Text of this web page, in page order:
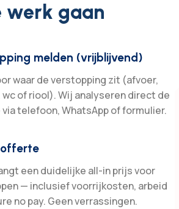
werk gaan
melden (vrijblijvend)
waar de verstopping zit (afvoer,
wc of riool). Wij analyseren direct de
telefoon, WhatsApp of formulier.
een duidelijke all-in prijs voor
— inclusief voorrijkosten, arbeid
no pay. Geen verrassingen.